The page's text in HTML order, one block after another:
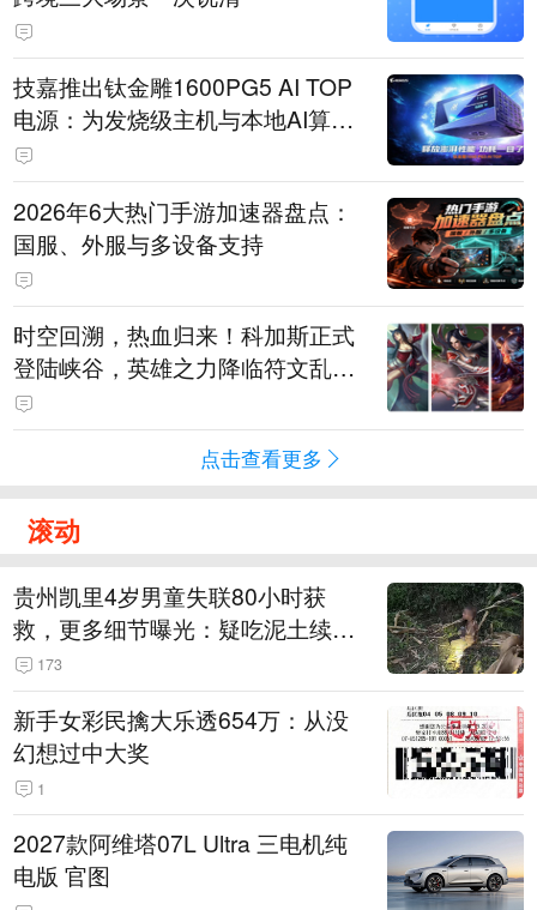
技嘉推出钛金雕1600PG5 AI TOP
电源：为发烧级主机与本地AI算力
打造旗舰供电方案
2026年6大热门手游加速器盘点：
国服、外服与多设备支持
时空回溯，热血归来！科加斯正式
登陆峡谷，英雄之力降临符文乱
斗！
点击查看更多
滚动
贵州凯里4岁男童失联80小时获
救，更多细节曝光：疑吃泥土续
命，搜救至20米附近错过多找3天
173
新手女彩民擒大乐透654万：从没
幻想过中大奖
1
2027款阿维塔07L Ultra 三电机纯
电版 官图